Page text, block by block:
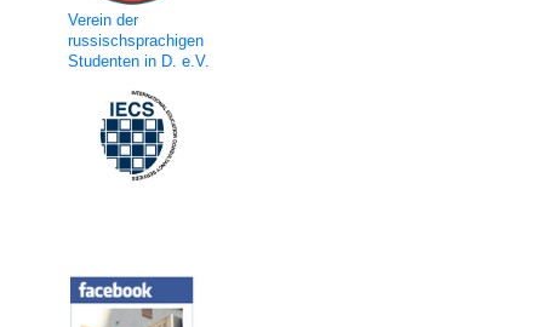
Verein der
russischsprachigen
Studenten in D. e.V.